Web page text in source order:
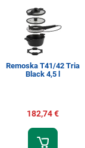
Remoska T41/42 Tria
Black 4,5 l
182,74 €